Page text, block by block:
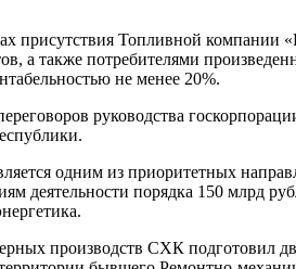
присутствия Топливной
а также потребителями
не менее 20%.
руководства
одним из приоритетных
деятельности порядка 150 млрд
производств СХК подготовил